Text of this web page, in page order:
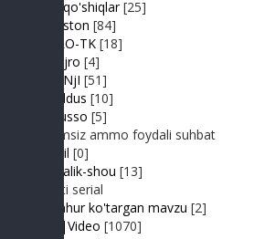
Ijara qo'shiqlar [25]
IJODiston [84]
IMPRO-TK [18]
Jonli ijro [4]
JuMaNjI [51]
JurYuldus [10]
Kaktusso [5]
Yoqimsiz ammo foydali suhbat
Kongil [0]
Kundalik-shou [13]
Realiti serial
Mashhur ko'targan mavzu [2]
MP3|Video [1070]